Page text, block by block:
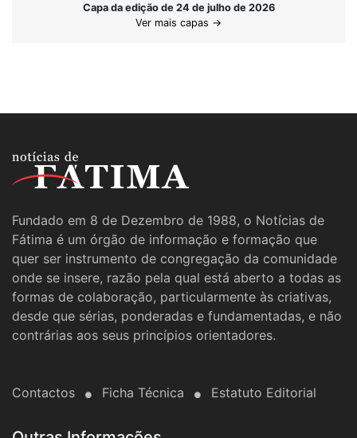
Capa da edição de 24 de julho de 2026
Ver mais capas →
Fundado em 8 de Dezembro de 1988, o Notícias de
Fátima é um órgão de informação e formação que
quer ser instrumento de congregação da comunidade
onde se insere, razão pela qual está aberto a todas as
formas de colaboração, particularmente às criativas,
desde que sérias, ponderadas e fundamentadas, e não
contrárias aos seus princípios orientadores.
Contactos Ficha Técnica Estatuto Editorial